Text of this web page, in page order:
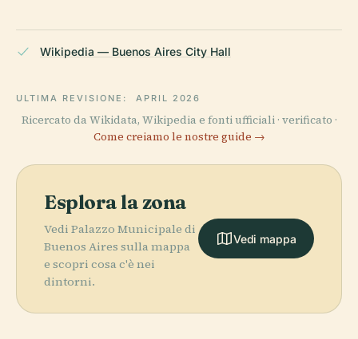
Wikipedia — Buenos Aires City Hall
ULTIMA REVISIONE: APRIL 2026
Ricercato da Wikidata, Wikipedia e fonti ufficiali · verificato ·
Come creiamo le nostre guide →
Esplora la zona
Vedi Palazzo Municipale di
Buenos Aires sulla mappa
e scopri cosa c'è nei
dintorni.
Vedi mappa